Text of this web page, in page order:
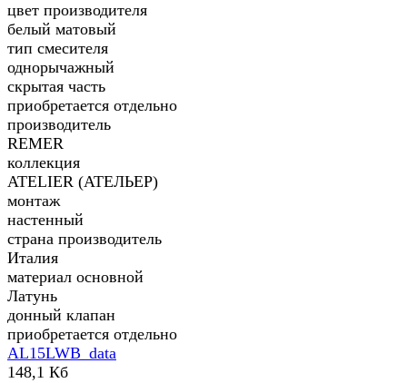
цвет производителя
белый матовый
тип смесителя
однорычажный
скрытая часть
приобретается отдельно
производитель
REMER
коллекция
ATELIER (АТЕЛЬЕР)
монтаж
настенный
страна производитель
Италия
материал основной
Латунь
донный клапан
приобретается отдельно
AL15LWB_data
148,1 Кб